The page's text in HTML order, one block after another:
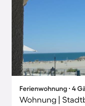
Ferienwohnung ∙ 4
Wohnung |